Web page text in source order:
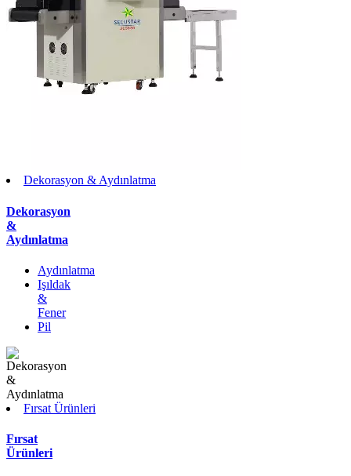
Dekorasyon & Aydınlatma
Dekorasyon
&
Aydınlatma
Aydınlatma
Işıldak
&
Fener
Pil
Fırsat Ürünleri
Fırsat
Ürünleri